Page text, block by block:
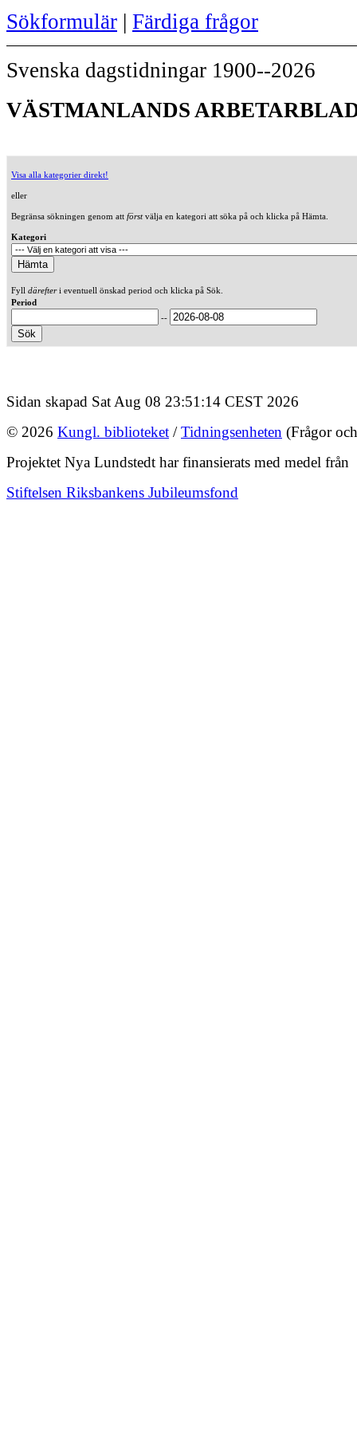
Sökformulär | Färdiga frågor
Svenska dagstidningar 1900--2026
VÄSTMANLANDS
Visa alla kategorier direkt!
eller
Begränsa sökningen genom att förstvälja en kategori att söka på och klicka på Hämta.
Kategori
Fyll därefteri eventuell önskad period och klicka på Sök.
Period
--
Sidan skapad Sat Aug 08 23:51:14 CEST 2026
© 2026 Kungl. biblioteket /Tidningsenheten (Frågor
Projektet Nya Lundstedt har finansierats med medel från
Stiftelsen Riksbankens Jubileumsfond